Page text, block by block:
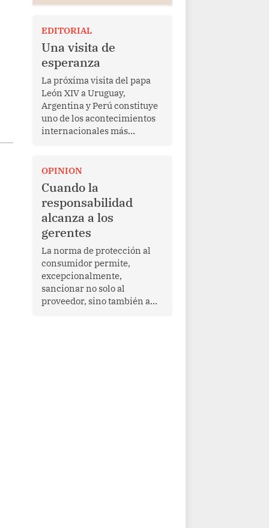
EDITORIAL
Una visita de
esperanza
La próxima visita del papa
León XIV a Uruguay,
Argentina y Perú constituye
uno de los acontecimientos
internacionales más
Más allá de su dimensión
religiosa, esta gira
representa una oportunidad
para reafirmar el valor del
diálogo, fortalecer los
vínculos entre los pueblos y
proyectar una imagen de
cooperación en una región
que enfrenta desafíos en
materia de desarrollo,
cohesión social y
gobernabilidad.
OPINION
Cuando la
responsabilidad
alcanza a los
gerentes
La norma de protección al
consumidor permite,
excepcionalmente,
sancionar no solo al
proveedor, sino también a